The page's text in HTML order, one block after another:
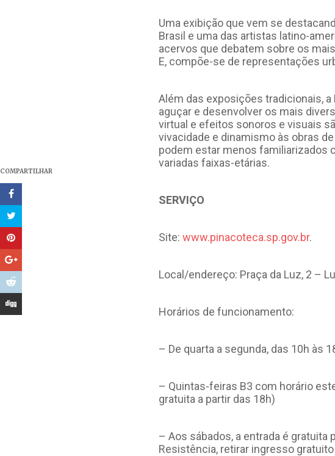
COMPARTILHAR
Uma exibição que vem se
Brasil e uma das artistas latino-
acervos que debatem sobre os
E, compõe-se de representações
Além das exposições tradicionais,
aguçar e desenvolver os mais
virtual e efeitos sonoros e visuais
vivacidade e dinamismo às obras
podem estar menos familiarizados
variadas faixas-etárias.
SERVIÇO
Site:www.pinacoteca.sp.gov.br.
Local/endereço: Praça da Luz, 2 –
Horários de funcionamento:
– De quarta a segunda, das 10h às
– Quintas-feiras B3 com horário
gratuita a partir das 18h)
– Aos sábados, a entrada é
Resistência, retirar ingresso